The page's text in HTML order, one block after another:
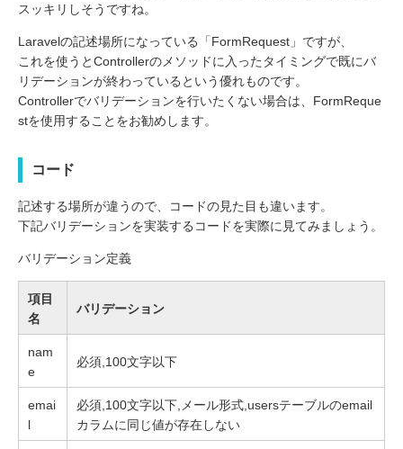
スッキリしそうですね。
Laravelの記述場所になっている「FormRequest」ですが、
これを使うとControllerのメソッドに入ったタイミングで既にバ
リデーションが終わっているという優れものです。
Controllerでバリデーションを行いたくない場合は、FormReque
stを使用することをお勧めします。
コード
記述する場所が違うので、コードの見た目も違います。
下記バリデーションを実装するコードを実際に見てみましょう。
バリデーション定義
項目
名
バリデーション
nam
e
必須,100文字以下
emai
l
必須,100文字以下,メール形式,usersテーブルのemail
カラムに同じ値が存在しない